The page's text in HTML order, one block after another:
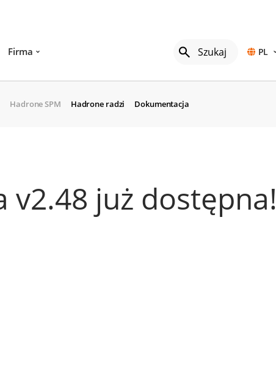
Firma PL
Hadrone SPM Hadrone radzi Dokumentacja
v2.48 już dostępna!